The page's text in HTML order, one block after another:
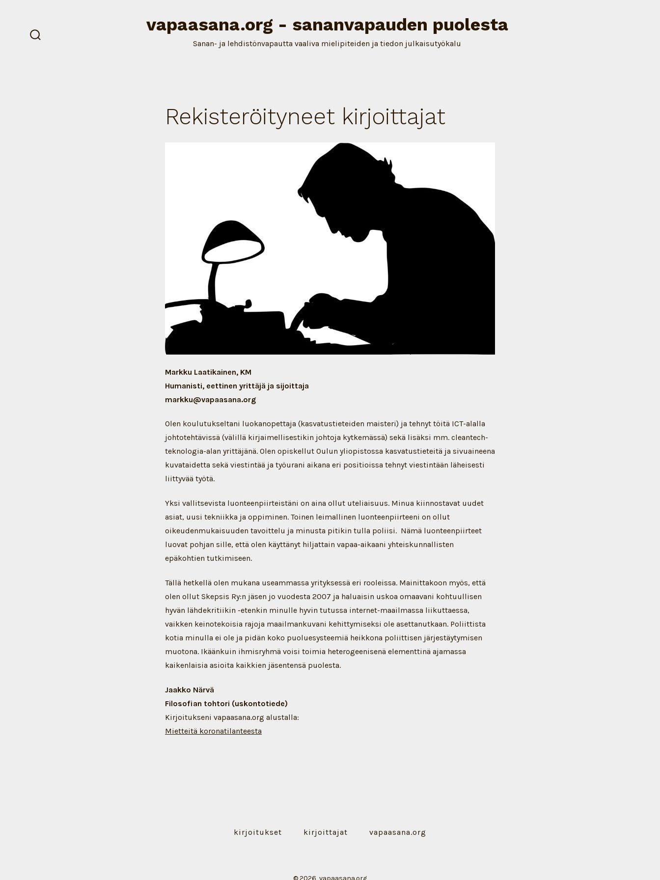
vapaasana.org - sananvapauden puolesta
Sanan- ja lehdistönvapautta vaaliva mielipiteiden ja tiedon julkaisutyökalu
Rekisteröityneet kirjoittajat
Markku Laatikainen, KM
Humanisti, eettinen yrittäjä ja sijoittaja
markku@vapaasana.org
Olen koulutukseltani luokanopettaja (kasvatustieteiden maisteri) ja tehnyt töitä ICT-alalla
johtotehtävissä (välillä kirjaimellisestikin johtoja kytkemässä) sekä lisäksi mm. cleantech-
teknologia-alan yrittäjänä. Olen opiskellut Oulun yliopistossa kasvatustieteitä ja sivuaineena
kuvataidetta sekä viestintää ja työurani aikana eri positioissa tehnyt viestintään läheisesti
liittyvää työtä.
Yksi vallitsevista luonteenpiirteistäni on aina ollut uteliaisuus. Minua kiinnostavat uudet
asiat, uusi tekniikka ja oppiminen. Toinen leimallinen luonteenpiirteeni on ollut
oikeudenmukaisuuden tavoittelu ja minusta pitikin tulla poliisi. Nämä luonteenpiirteet
luovat pohjan sille, että olen käyttänyt hiljattain vapaa-aikaani yhteiskunnallisten
epäkohtien tutkimiseen.
Tällä hetkellä olen mukana useammassa yrityksessä eri rooleissa. Mainittakoon myös, että
olen ollut Skepsis Ry:n jäsen jo vuodesta 2007 ja haluaisin uskoa omaavani kohtuullisen
hyvän lähdekritiikin -etenkin minulle hyvin tutussa internet-maailmassa liikuttaessa,
vaikken keinotekoisia rajoja maailmankuvani kehittymiseksi ole asettanutkaan. Poliittista
kotia minulla ei ole ja pidän koko puoluesysteemiä heikkona poliittisen järjestäytymisen
muotona. Ikäänkuin ihmisryhmä voisi toimia heterogeenisenä elementtinä ajamassa
kaikenlaisia asioita kaikkien jäsentensä puolesta.
Jaakko Närvä
Filosofian tohtori (uskontotiede)
Kirjoitukseni vapaasana.org alustalla:
Mietteitä koronatilanteesta
kirjoitukset kirjoittajat vapaasana.org
© 2026 vapaasana.org